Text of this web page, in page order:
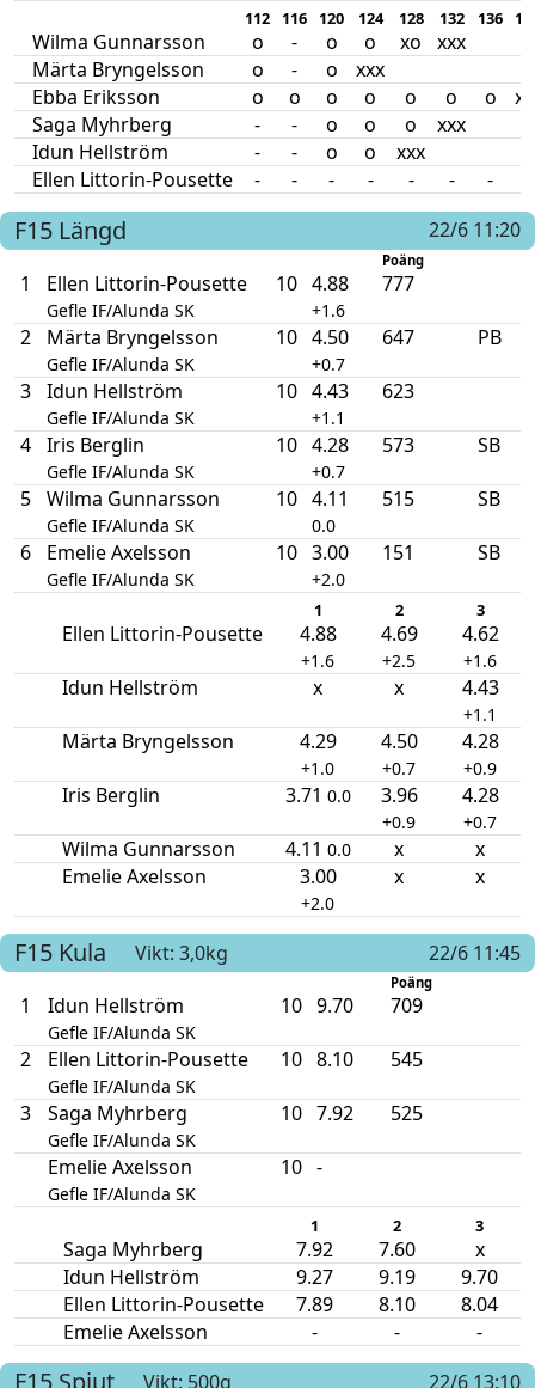
112 116 120 124 128 132 136
Wilma Gunnarsson o - o o xo
xxx
Märta Bryngelsson
o - o
xxx
Ebba Eriksson
o o o o o o o
Saga Myhrberg
- - o o o
xxx
Idun Hellström
- - o o
xxx
Ellen Littorin-Pousette
- - - - - - -
F15 Längd 22/6 11:20
Poäng
1 Ellen Littorin-Pousette
Gefle IF/Alunda SK
10 4.88
+1.6
777
2 Märta Bryngelsson
Gefle IF/Alunda SK
10 4.50
+0.7
647 PB
3 Idun Hellström
Gefle IF/Alunda SK
10 4.43
+1.1
623
4 Iris Berglin
Gefle IF/Alunda SK
10 4.28
+0.7
573 SB
5 Wilma Gunnarsson
Gefle IF/Alunda SK
10 4.11
0.0
515 SB
6 Emelie Axelsson
Gefle IF/Alunda SK
10 3.00
+2.0
151 SB
1 2 3
Ellen Littorin-Pousette 4.88
+1.6
4.69
+2.5
4.62
+1.6
Idun Hellström x x 4.43
+1.1
Märta Bryngelsson 4.29
+1.0
4.50
+0.7
4.28
+0.9
Iris Berglin 3.71 0.0 3.96
+0.9
4.28
+0.7
Wilma Gunnarsson 4.11 0.0 x
x
Emelie Axelsson
3.00
+2.0
x x
F15 Kula Vikt: 3,0kg 22/6 11:45
Poäng
1 Idun Hellström
Gefle IF/Alunda SK
10 9.70 709
2 Ellen Littorin-Pousette
Gefle IF/Alunda SK
10 8.10 545
3 Saga Myhrberg
Gefle IF/Alunda SK
10 7.92 525
Emelie Axelsson
Gefle IF/Alunda SK
10 -
1 2 3
Saga Myhrberg 7.92 7.60
x
Idun Hellström
9.27 9.19
9.70
Ellen Littorin-Pousette
7.89 8.10
8.04
Emelie Axelsson
- - -
Vikt: 500g 22/6 13:10